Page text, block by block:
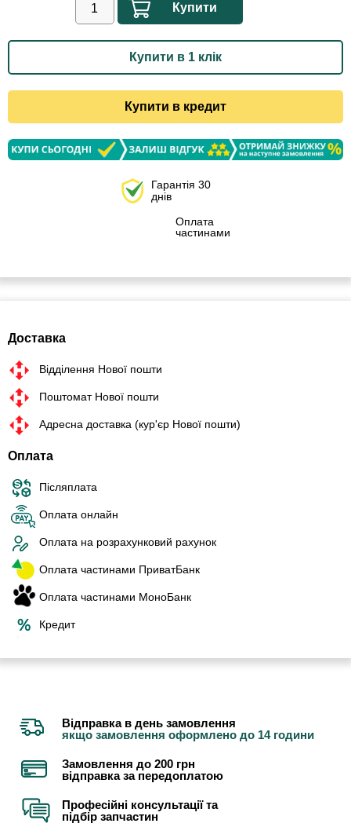
Купити
Купити в 1 клік
Купити в кредит
Гарантія 30
днів
Оплата
частинами
Доставка
Відділення Нової пошти
Поштомат Нової пошти
Адресна доставка (кур'єр Нової пошти)
Оплата
Післяплата
Оплата онлайн
Оплата на розрахунковий рахунок
Оплата частинами ПриватБанк
Оплата частинами МоноБанк
Кредит
Відправка в день замовлення
якщо замовлення оформлено до 14 години
Замовлення до 200 грн
відправка за передоплатою
Професійні консультації та
підбір запчастин